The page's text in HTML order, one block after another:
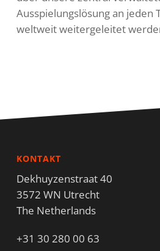
Ausspielungslösung an jeden
weltweit weitergeleitet
KONTAKT
Dekhuyzenstraat 40
3572 WN Utrecht
The Netherlands
+31 30 280 00 63